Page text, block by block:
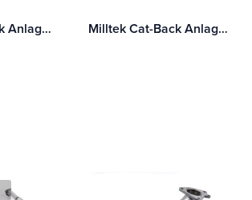
Milltek Cat-Back Anlage Renault Mégane Renaultsport 250 und 265 (including Cup) Mit TÜV / ECE Zulassung! Milltek Cat-Back Anlage Renault Mégane Renaultsport 250 und 265 (including Cup)